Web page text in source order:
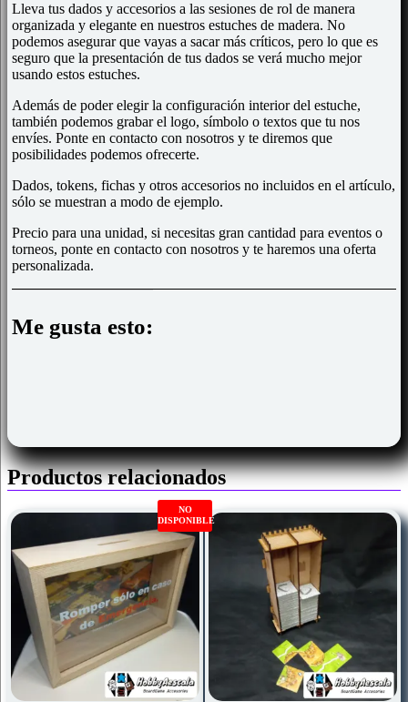
Lleva tus dados y accesorios a las sesiones de rol de manera
organizada y elegante en nuestros estuches de madera. No
podemos asegurar que vayas a sacar más críticos, pero lo que es
seguro que la presentación de tus dados se verá mucho mejor
usando estos estuches.
Además de poder elegir la configuración interior del estuche,
también podemos grabar el logo, símbolo o textos que tu nos
envíes. Ponte en contacto con nosotros y te diremos que
posibilidades podemos ofrecerte.
Dados, tokens, fichas y otros accesorios no incluidos en el artículo,
sólo se muestran a modo de ejemplo.
Precio para una unidad, si necesitas gran cantidad para eventos o
torneos, ponte en contacto con nosotros y te haremos una oferta
personalizada.
Me gusta esto:
Productos relacionados
NO
DISPONIBLE